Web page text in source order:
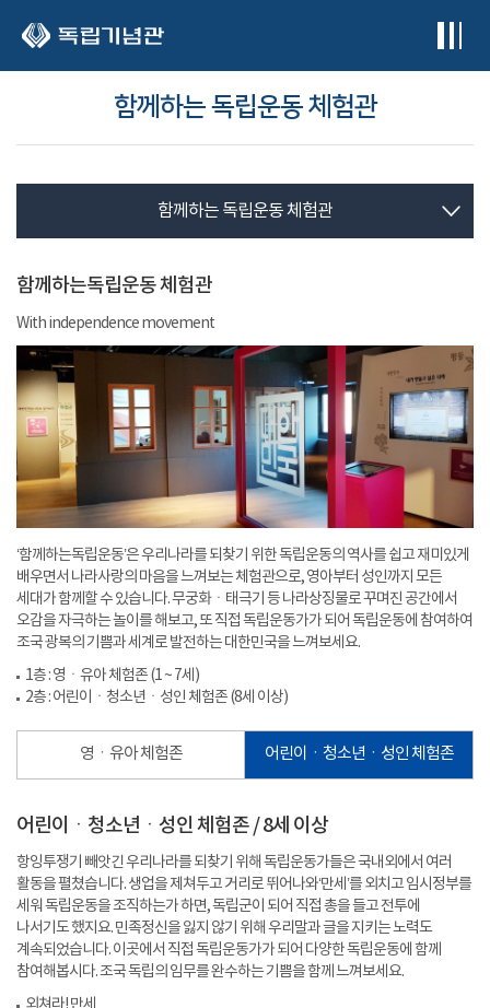
함께하는 독립운동 체험관
함께하는 독립운동 체험관
함께하는독립운동 체험관
With independence movement
‘함께하는독립운동’은 우리나라를 되찾기 위한 독립운동의 역사를 쉽고 재미있게
배우면서 나라사랑의 마음을 느껴보는 체험관으로, 영아부터 성인까지 모든
세대가 함께할 수 있습니다. 무궁화ㆍ태극기 등 나라상징물로 꾸며진 공간에서
오감을 자극하는 놀이를 해보고, 또 직접 독립운동가가 되어 독립운동에 참여하여
조국 광복의 기쁨과 세계로 발전하는 대한민국을 느껴보세요.
1층 : 영ㆍ유아 체험존 (1 ~ 7세)
2층 : 어린이ㆍ청소년ㆍ성인 체험존 (8세 이상)
영ㆍ유아 체험존 어린이ㆍ청소년ㆍ성인 체험존
어린이ㆍ청소년ㆍ성인 체험존 / 8세 이상
항잉투쟁기 빼앗긴 우리나라를 되찾기 위해 독립운동가들은 국내외에서 여러
활동을 펼쳤습니다. 생업을 제쳐두고 거리로 뛰어나와‘만세’를 외치고 임시정부를
세워 독립운동을 조직하는가 하면, 독립군이 되어 직접 총을 들고 전투에
나서기도 했지요. 민족정신을 잃지 않기 위해 우리말과 글을 지키는 노력도
계속되었습니다. 이곳에서 직접 독립운동가가 되어 다양한 독립운동에 함께
참여해봅시다. 조국 독립의 임무를 완수하는 기쁨을 함께 느껴보세요.